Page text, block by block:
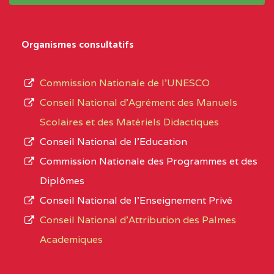
D'ENSEIGNEMENT
PROFESSIONNEL
(CEGEP) STE FOI BP
:4740 YAOUNDE
CENTRE
COLLEGE PANAFRICAIN
DE L'EXCELLENCE BP
CENTRE
COLLEGE PRIVE
type
L’offre
d’éducation
de
Organismes consultatifs
Commission Nationale de l’UNESCO
Conseil National d’Agrément des Manuels
Scolaires et des Matériels Didactiques
Conseil National de l’Education
Commission Nationale des Programmes et des
Diplômes
Conseil National de l’Enseignement Privé
Conseil National d'Attribution des Palmes
Academiques